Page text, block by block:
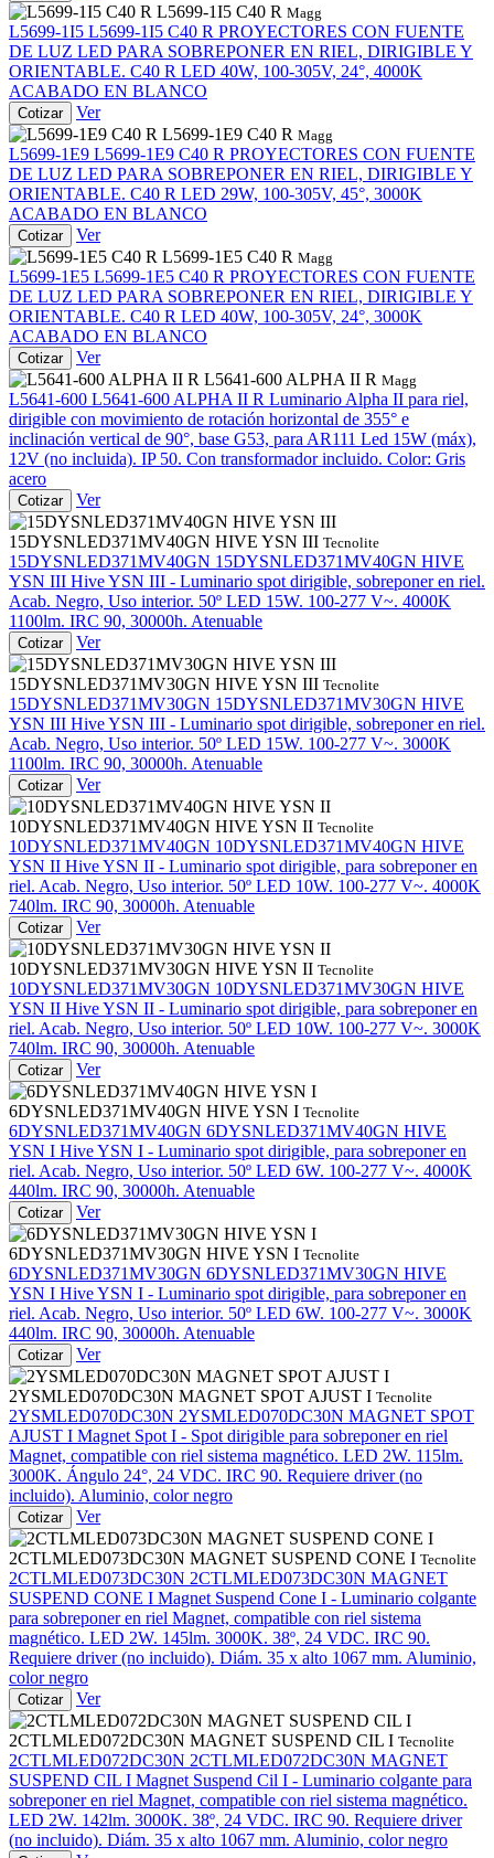
L5699-1I5 C40 R Magg
L5699-1I5 L5699-1I5 C40 R PROYECTORES CON FUENTE
DE LUZ LED PARA SOBREPONER EN RIEL, DIRIGIBLE Y
ORIENTABLE. C40 R LED 40W, 100-305V, 24°, 4000K
ACABADO EN BLANCO
Cotizar
Ver
L5699-1E9 C40 R Magg
L5699-1E9 L5699-1E9 C40 R PROYECTORES CON FUENTE
DE LUZ LED PARA SOBREPONER EN RIEL, DIRIGIBLE Y
ORIENTABLE. C40 R LED 29W, 100-305V, 45°, 3000K
ACABADO EN BLANCO
Cotizar
Ver
L5699-1E5 C40 R Magg
L5699-1E5 L5699-1E5 C40 R PROYECTORES CON FUENTE
DE LUZ LED PARA SOBREPONER EN RIEL, DIRIGIBLE Y
ORIENTABLE. C40 R LED 40W, 100-305V, 24°, 3000K
ACABADO EN BLANCO
Cotizar
Ver
L5641-600 ALPHA II R Magg
L5641-600 L5641-600 ALPHA II R Luminario Alpha II para riel,
dirigible con movimiento de rotación horizontal de 355° e
inclinación vertical de 90°, base G53, para AR111 Led 15W (máx),
12V (no incluida). IP 50. Con transformador incluido. Color: Gris
acero
Cotizar Ver
15DYSNLED371MV40GN HIVE YSN III Tecnolite
15DYSNLED371MV40GN 15DYSNLED371MV40GN HIVE
YSN III Hive YSN III - Luminario spot dirigible, sobreponer en riel.
Acab. Negro, Uso interior. 50º LED 15W. 100-277 V~. 4000K
1100lm. IRC 90, 30000h. Atenuable
Cotizar Ver
15DYSNLED371MV30GN HIVE YSN III Tecnolite
15DYSNLED371MV30GN 15DYSNLED371MV30GN HIVE
YSN III Hive YSN III - Luminario spot dirigible, sobreponer en riel.
Acab. Negro, Uso interior. 50º LED 15W. 100-277 V~. 3000K
1100lm. IRC 90, 30000h. Atenuable
Cotizar Ver
10DYSNLED371MV40GN HIVE YSN II Tecnolite
10DYSNLED371MV40GN 10DYSNLED371MV40GN HIVE
YSN II Hive YSN II - Luminario spot dirigible, para sobreponer en
riel. Acab. Negro, Uso interior. 50º LED 10W. 100-277 V~. 4000K
740lm. IRC 90, 30000h. Atenuable
Cotizar Ver
10DYSNLED371MV30GN HIVE YSN II Tecnolite
10DYSNLED371MV30GN 10DYSNLED371MV30GN HIVE
YSN II Hive YSN II - Luminario spot dirigible, para sobreponer en
riel. Acab. Negro, Uso interior. 50º LED 10W. 100-277 V~. 3000K
740lm. IRC 90, 30000h. Atenuable
Cotizar Ver
6DYSNLED371MV40GN HIVE YSN I Tecnolite
6DYSNLED371MV40GN 6DYSNLED371MV40GN HIVE
YSN I Hive YSN I - Luminario spot dirigible, para sobreponer en
riel. Acab. Negro, Uso interior. 50º LED 6W. 100-277 V~. 4000K
440lm. IRC 90, 30000h. Atenuable
Cotizar Ver
6DYSNLED371MV30GN HIVE YSN I Tecnolite
6DYSNLED371MV30GN 6DYSNLED371MV30GN HIVE
YSN I Hive YSN I - Luminario spot dirigible, para sobreponer en
riel. Acab. Negro, Uso interior. 50º LED 6W. 100-277 V~. 3000K
440lm. IRC 90, 30000h. Atenuable
Cotizar Ver
2YSMLED070DC30N MAGNET SPOT AJUST I Tecnolite
2YSMLED070DC30N 2YSMLED070DC30N MAGNET SPOT
AJUST I Magnet Spot I - Spot dirigible para sobreponer en riel
Magnet, compatible con riel sistema magnético. LED 2W. 115lm.
3000K. Ángulo 24°, 24 VDC. IRC 90. Requiere driver (no
incluido). Aluminio, color negro
Cotizar Ver
2CTLMLED073DC30N MAGNET SUSPEND CONE I Tecnolite
2CTLMLED073DC30N 2CTLMLED073DC30N MAGNET
SUSPEND CONE I Magnet Suspend Cone I - Luminario colgante
para sobreponer en riel Magnet, compatible con riel sistema
magnético. LED 2W. 145lm. 3000K. 38º, 24 VDC. IRC 90.
Requiere driver (no incluido). Diám. 35 x alto 1067 mm. Aluminio,
color negro
Cotizar Ver
2CTLMLED072DC30N MAGNET SUSPEND CIL I Tecnolite
2CTLMLED072DC30N 2CTLMLED072DC30N MAGNET
SUSPEND CIL I Magnet Suspend Cil I - Luminario colgante para
sobreponer en riel Magnet, compatible con riel sistema magnético.
LED 2W. 142lm. 3000K. 38º, 24 VDC. IRC 90. Requiere driver
(no incluido). Diám. 35 x alto 1067 mm. Aluminio, color negro